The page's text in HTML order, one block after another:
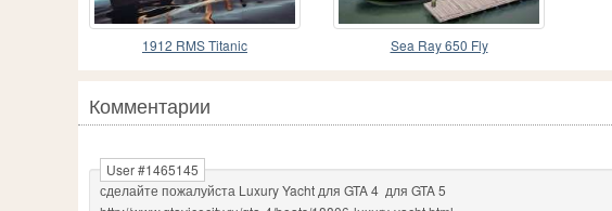
1912 RMS Titanic Sea Ray 650 Fly
Комментарии
сделайте пожалуйста Luxury Yacht для GTA 4 для GTA 5
User #1465145